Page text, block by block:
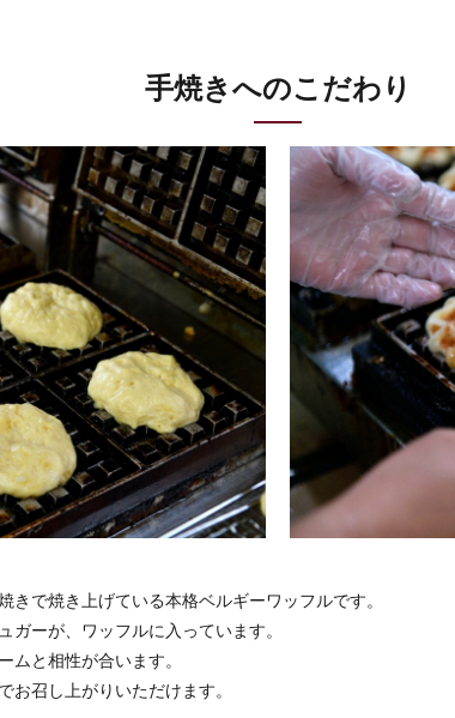
手焼きへのこだわり
きで焼き上げている本格ベルギーワッフルです。
ガーが、ワッフルに入っています。
ムと相性が合います。
お召し上がりいただけます。